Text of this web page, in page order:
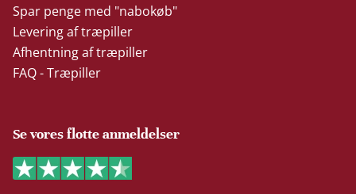
Spar penge med "nabokøb"
Levering af træpiller
Afhentning af træpiller
FAQ - Træpiller
Se vores flotte anmeldelser